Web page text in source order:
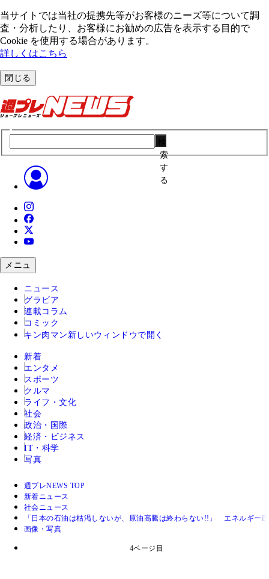
当サイトでは当社の提携先等がお客様のニーズ等について調
査・分析したり、お客様にお勧めの広告を表⽰する⽬的で
Cookie を使⽤する場合があります。
詳しくはこちら
閉じる
索
す
る
メニュ
ニュース
グラビア
連載コラム
コミック
キン肉マン 新しいウィンドウで開く
新着
エンタメ
スポーツ
クルマ
ライフ・文化
社会
政治・国際
経済・ビジネス
IT・科学
写真
週プレNEWS TOP
新着ニュース
社会ニュース
「日本の石油は枯渇しないが、原油高騰は終わらない!!」 エネルギー
画像・写真
4ページ目